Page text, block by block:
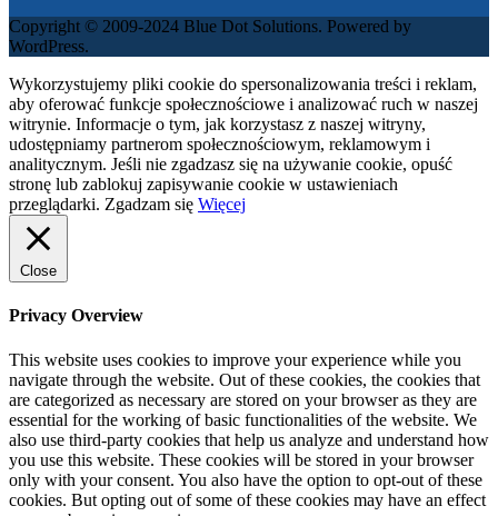
Copyright © 2009-2024 Blue Dot Solutions. Powered by
WordPress.
Wykorzystujemy pliki cookie do spersonalizowania treści i reklam,
aby oferować funkcje społecznościowe i analizować ruch w naszej
witrynie. Informacje o tym, jak korzystasz z naszej witryny,
udostępniamy partnerom społecznościowym, reklamowym i
analitycznym. Jeśli nie zgadzasz się na używanie cookie, opuść
stronę lub zablokuj zapisywanie cookie w ustawieniach
przeglądarki. Zgadzam się Więcej
Close
Privacy Overview
This website uses cookies to improve your experience while you
navigate through the website. Out of these cookies, the cookies that
are categorized as necessary are stored on your browser as they are
essential for the working of basic functionalities of the website. We
also use third-party cookies that help us analyze and understand how
you use this website. These cookies will be stored in your browser
only with your consent. You also have the option to opt-out of these
cookies. But opting out of some of these cookies may have an effect